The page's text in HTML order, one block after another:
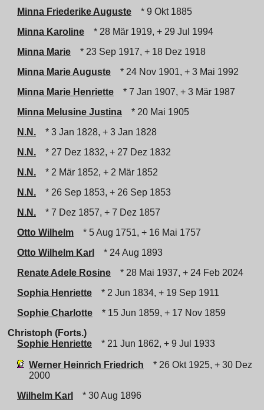
Minna Friederike Auguste
* 9 Okt 1885
Minna Karoline
* 28 Mär 1919, + 29 Jul 1994
Minna Marie
* 23 Sep 1917, + 18 Dez 1918
Minna Marie Auguste
* 24 Nov 1901, + 3 Mai 1992
Minna Marie Henriette
* 7 Jan 1907, + 3 Mär 1987
Minna Melusine Justina
* 20 Mai 1905
N.N.
* 3 Jan 1828, + 3 Jan 1828
N.N.
* 27 Dez 1832, + 27 Dez 1832
N.N.
* 2 Mär 1852, + 2 Mär 1852
N.N.
* 26 Sep 1853, + 26 Sep 1853
N.N.
* 7 Dez 1857, + 7 Dez 1857
Otto Wilhelm
* 5 Aug 1751, + 16 Mai 1757
Otto Wilhelm Karl
* 24 Aug 1893
Renate Adele Rosine
* 28 Mai 1937, + 24 Feb 2024
Sophia Henriette
* 2 Jun 1834, + 19 Sep 1911
Sophie Charlotte
* 15 Jun 1859, + 17 Nov 1859
Christoph (Forts.)
Sophie Henriette
* 21 Jun 1862, + 9 Jul 1933
Werner Heinrich Friedrich
* 26 Okt 1925, + 30 Dez
2000
Wilhelm Karl
* 30 Aug 1896